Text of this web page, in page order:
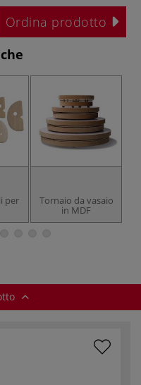
Ordina prodotto
per Tornaio da vasaio
in MDF